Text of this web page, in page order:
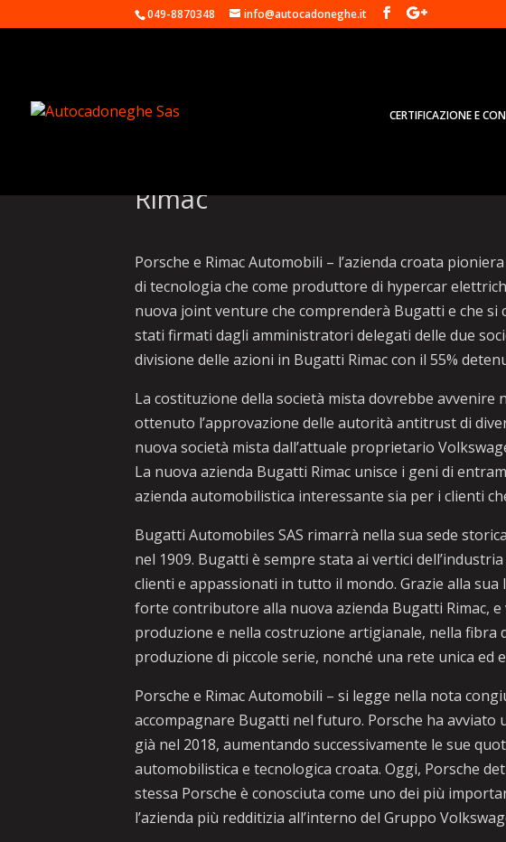
049-8870348 info@autocadoneghe.it
CERTIFICAZIONE E
Rimac
Porsche e Rimac Automobili – l’azienda croata
di tecnologia che come produttore di hypercar
nuova joint venture che comprenderà Bugatti e che
stati firmati dagli amministratori delegati delle due
divisione delle azioni in Bugatti Rimac con il 55%
La costituzione della società mista dovrebbe
ottenuto l’approvazione delle autorità antitrust di
nuova società mista dall’attuale proprietario
La nuova azienda Bugatti Rimac unisce i geni di
azienda automobilistica interessante sia per i clienti
Bugatti Automobiles SAS rimarrà nella sua sede
nel 1909. Bugatti è sempre stata ai vertici
clienti e appassionati in tutto il mondo. Grazie alla
forte contributore alla nuova azienda Bugatti Rimac,
produzione e nella costruzione artigianale, nella
produzione di piccole serie, nonché una rete unica ed
Porsche e Rimac Automobili – si legge nella nota
accompagnare Bugatti nel futuro. Porsche ha
già nel 2018, aumentando successivamente le sue
automobilistica e tecnologica croata. Oggi, Porsche
stessa Porsche è conosciuta come uno dei più
l’azienda più redditizia all’interno del Gruppo